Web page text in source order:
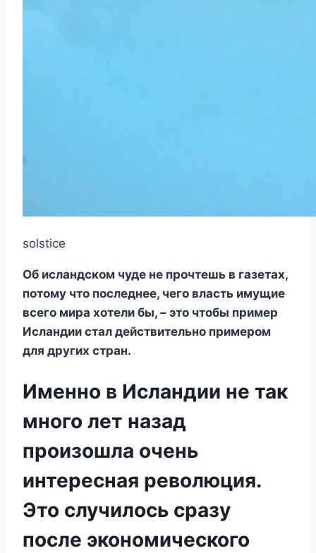
solstice
Об исландском чуде не прочтешь в газетах,
потому что последнее, чего власть имущие
всего мира хотели бы, – это чтобы пример
Исландии стал действительно примером
для других стран.
Именно в Исландии не так
много лет назад
произошла очень
интересная революция.
Это случилось сразу
после экономического